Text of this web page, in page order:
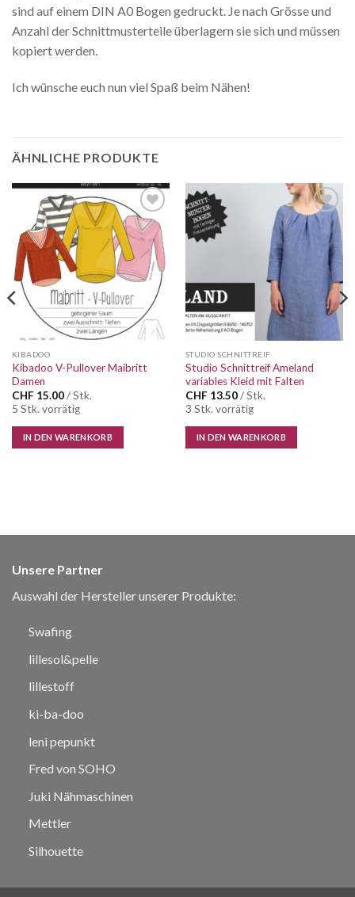
sind auf einem DIN A0 Bogen gedruckt. Je nach Grösse und
Anzahl der Schnittmusterteile überlagern sie sich und müssen
kopiert werden.
Ich wünsche euch nun viel Spaß beim Nähen!
ÄHNLICHE PRODUKTE
Auf die
Wunschliste
KIBADOO
Kibadoo V-Pullover Maibritt
Damen
CHF 15.00/ Stk.
5 Stk. vorrätig
IN DEN WARENKORB
Auf die
Wunschliste
STUDIO SCHNITTREIF
Studio Schnittreif Ameland
variables Kleid mit Falten
CHF 13.50/ Stk.
3 Stk. vorrätig
IN DEN WARENKORB
Unsere Partner
Auswahl der Hersteller unserer Produkte:
Swafing
lillesol&pelle
lillestoff
ki-ba-doo
leni pepunkt
Fred von SOHO
Juki Nähmaschinen
Mettler
Silhouette